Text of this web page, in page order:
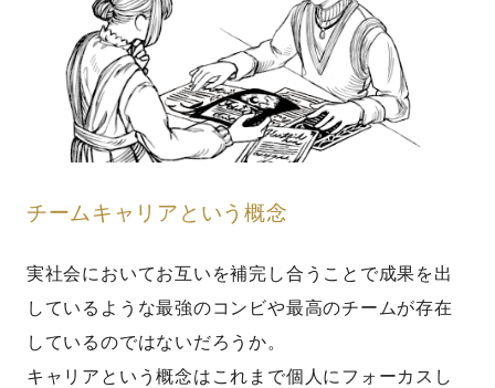
チームキャリアという概念
実社会においてお互いを補完し合うことで成果を出
しているような最強のコンビや最高のチームが存在
しているのではないだろうか。
キャリアという概念はこれまで個人にフォーカスし